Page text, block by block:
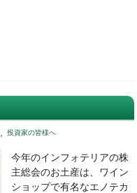
投資家の皆様へ
今年のインフォテリアの株
主総会のお土産は、ワイン
ショップで有名なエノテカ